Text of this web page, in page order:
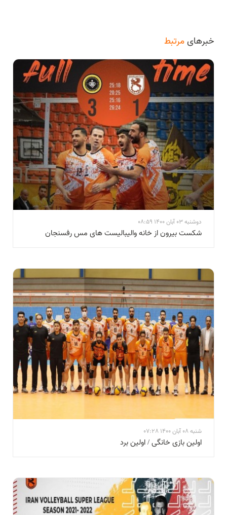
خبرهایمرتبط
دوشنبه 03 آبان 1400 08:59
شکست بیرون از خانه والیبالیست های مس رفسنجان
شنبه 08 آبان 1400 07:28
اولین بازی خانگی / اولین برد